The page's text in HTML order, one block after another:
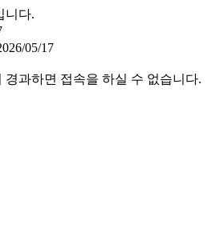
니다.
05/17
경과하면 접속을 하실 수 없습니다.